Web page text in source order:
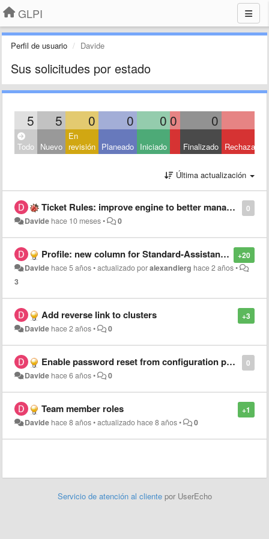
GLPI
Perfil de usuario Davide
Sus solicitudes por estado
5 5 0 0 0 0 0
Todo Nuevo
En
revisión Planeado Iniciado Finalizado Rechazado
Última actualización
0
Ticket Rules: improve engine to better manage the "Update" method
Davide hace 10 meses• 0
+20
Profile: new column for Standard-Assistance->"New tickets"
Davide hace 5 años•actualizado poralexandierg hace 2 años•
3
+3
Add reverse link to clusters
Davide hace 2 años• 0
0
Enable password reset from configuration panel
Davide hace 6 años• 0
+1
Team member roles
Davide hace 8 años•actualizado hace 8 años• 0
Servicio de atención al cliente por UserEcho